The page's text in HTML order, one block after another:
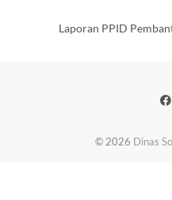
Laporan PPID
© 2026 Dinas